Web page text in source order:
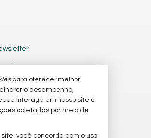
para oferecer melhor
o desempenho,
interage em nosso site e
coletadas por meio de
você concorda com o uso